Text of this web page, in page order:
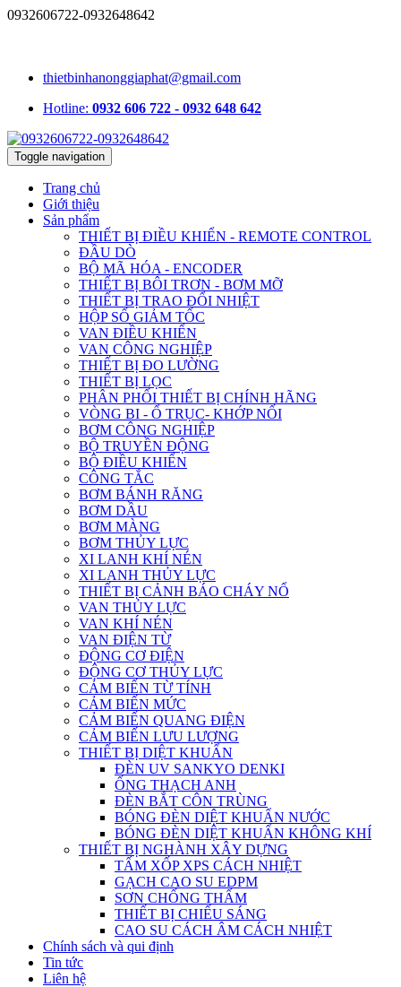
0932606722-0932648642
thietbinhanonggiaphat@gmail.com
Hotline: 0932 606 722 - 0932 648 642
Toggle navigation
Trang chủ
Giới thiệu
Sản phẩm
THIẾT BỊ ĐIỀU KHIỂN - REMOTE CONTROL
ĐẦU DÒ
BỘ MÃ HÓA - ENCODER
THIẾT BỊ BÔI TRƠN - BƠM MỠ
THIẾT BỊ TRAO ĐỔI NHIỆT
HỘP SỐ GIẢM TỐC
VAN ĐIỀU KHIỂN
VAN CÔNG NGHIỆP
THIẾT BỊ ĐO LƯỜNG
THIẾT BỊ LỌC
PHÂN PHỐI THIẾT BỊ CHÍNH HÃNG
VÒNG BI - Ổ TRỤC- KHỚP NỐI
BƠM CÔNG NGHIỆP
BỘ TRUYỀN ĐỘNG
BỘ ĐIỀU KHIỂN
CÔNG TẮC
BƠM BÁNH RĂNG
BƠM DẦU
BƠM MÀNG
BƠM THỦY LỰC
XI LANH KHÍ NÉN
XI LANH THỦY LỰC
THIẾT BỊ CẢNH BÁO CHÁY NỔ
VAN THỦY LỰC
VAN KHÍ NÉN
VAN ĐIỆN TỪ
ĐỘNG CƠ ĐIỆN
ĐỘNG CƠ THỦY LỰC
CẢM BIẾN TỪ TÍNH
CẢM BIẾN MỨC
CẢM BIẾN QUANG ĐIỆN
CẢM BIẾN LƯU LƯỢNG
THIẾT BỊ DIỆT KHUẨN
ĐÈN UV SANKYO DENKI
ỐNG THẠCH ANH
ĐÈN BẮT CÔN TRÙNG
BÓNG ĐÈN DIỆT KHUẨN NƯỚC
BÓNG ĐÈN DIỆT KHUẨN KHÔNG KHÍ
THIẾT BỊ NGHÀNH XÂY DỰNG
TẤM XỐP XPS CÁCH NHIỆT
GẠCH CAO SU EDPM
SƠN CHỐNG THẤM
THIẾT BỊ CHIẾU SÁNG
CAO SU CÁCH ÂM CÁCH NHIỆT
Chính sách và qui định
Tin tức
Liên hệ